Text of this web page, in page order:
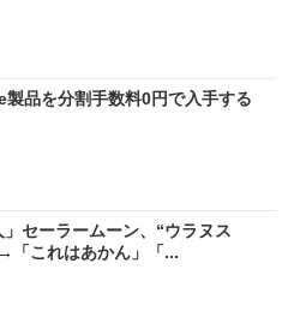
品を分割手数料0円で入手する
」セーラームーン、“ウラヌス
「これはあかん」「...